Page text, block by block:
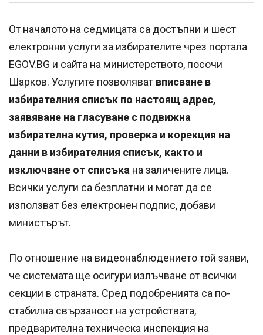
От началото на седмицата са достъпни и шест
електронни услуги за избирателите чрез портала
EGOV.BG и сайта на министерството, посочи
Шарков. Услугите позволяват вписване в
избирателния списък по настоящ адрес,
заявяване на гласуване с подвижна
избирателна кутия, проверка и корекция на
данни в избирателния списък, както и
изключване от списъка на заличените лица.
Всички услуги са безплатни и могат да се
използват без електронен подпис, добави
министърът.
По отношение на видеонаблюдението той заяви,
че системата ще осигури излъчване от всички
секции в страната. Сред подобренията са по-
стабилна свързаност на устройствата,
предварителна техническа инспекция на